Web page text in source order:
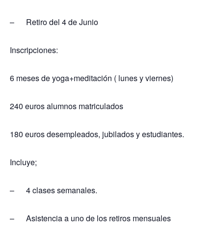
– Retiro del 4 de Junio
Inscripciones:
6 meses de yoga+meditación ( lunes y viernes)
240 euros alumnos matriculados
180 euros desempleados, jubilados y estudiantes.
Incluye;
– 4 clases semanales.
– Asistencia a uno de los retiros mensuales